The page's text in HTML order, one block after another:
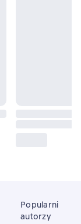
Popularni
autorzy